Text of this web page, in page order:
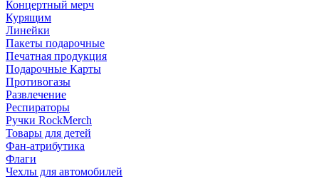
Концертный мерч
Курящим
Линейки
Пакеты подарочные
Печатная продукция
Подарочные Карты
Противогазы
Развлечение
Респираторы
Ручки RockMerch
Товары для детей
Фан-атрибутика
Флаги
Чехлы для автомобилей